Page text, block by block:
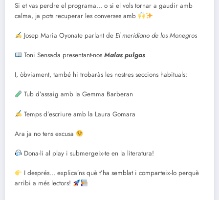
Si et vas perdre el programa… o si el vols tornar a gaudir amb
calma, ja pots recuperar les converses amb
Josep Maria Oyonate parlant deEl meridiano de los Monegros
Toni Sensada presentant-nosMalas pulgas
I, òbviament, també hi trobaràs les nostres seccions habituals:
Tub d’assaig amb la Gemma Barberan
Temps d’escriure amb la Laura Gomara
Ara ja no tens excusa
Dona-li al play i submergeix-te en la literatura!
I després… explica’ns què t’ha semblat i comparteix-lo perquè
arribi a més lectors!